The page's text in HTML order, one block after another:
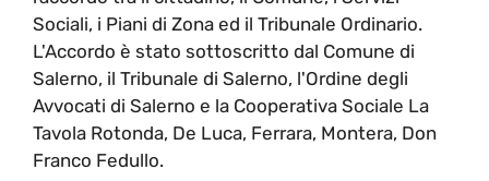
Sociali, i Piani di Zona ed il Tribunale Ordinario.
L'Accordo è stato sottoscritto dal Comune di
Salerno, il Tribunale di Salerno, l'Ordine degli
Avvocati di Salerno e la Cooperativa Sociale La
Tavola Rotonda, De Luca, Ferrara, Montera, Don
Franco Fedullo.